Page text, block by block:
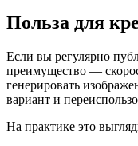
Польза для
Если вы регулярно
преимущество —
генерировать
вариант и
На практике это